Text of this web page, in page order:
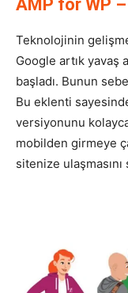
AMP for WP
Teknolojinin
Google artık yavaş
başladı. Bunun
Bu eklenti
versiyonunu
mobilden girmeye
sitenize ulaşmasını